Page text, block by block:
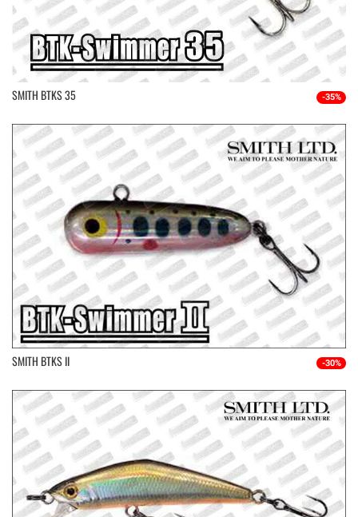
SMITH BTKS 35 -35%
SMITH BTKS II -30%